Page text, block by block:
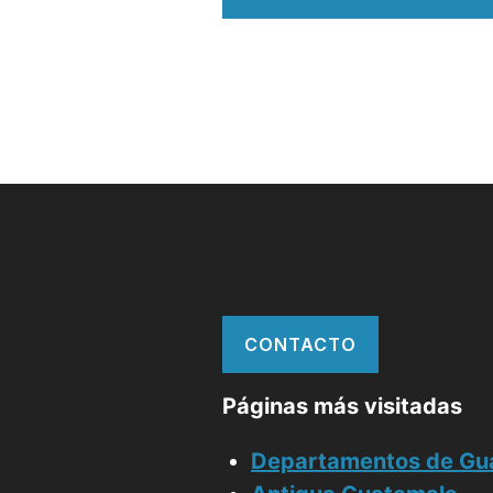
CONTACTO
Páginas más visitadas
Departamentos de